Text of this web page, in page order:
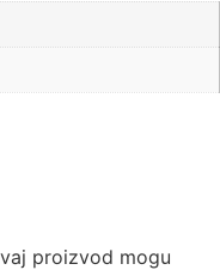
proizvod mogu